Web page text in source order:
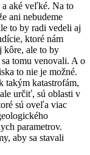
a aké veľké. Na to
ani nebudeme
to by radi vedeli aj
ktoré nám
kôre, ale to by
tomu venovali. A o
to nie je možné.
takým katastrofám,
určiť, sú oblasti v
sú oveľa viac
parametrov.
aby sa stavali